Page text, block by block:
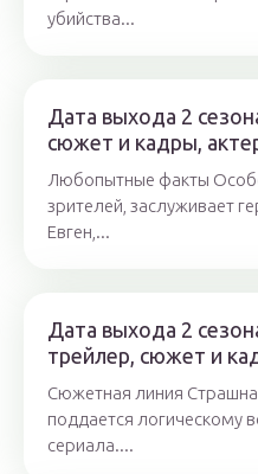
убийства...
Дата выхода 2
сюжет и кадры,
Любопытные факты
зрителей, заслуживает
Евген,...
Дата выхода 2
трейлер, сюжет и
Сюжетная линия
поддается логическому
сериала....